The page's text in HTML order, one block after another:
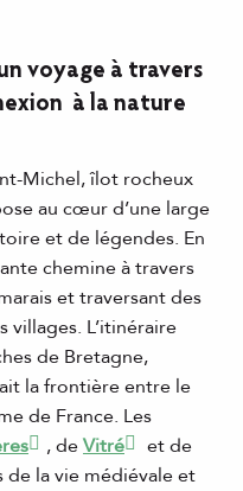
voyage à travers
à la nature
Michel, îlot rocheux
au cœur d’une large
et de légendes. En
chemine à travers
et traversant des
L’itinéraire
de Bretagne,
la frontière entre le
de France. Les
, deVitré
et de
la vie médiévale et